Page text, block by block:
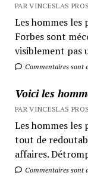
PAR VINCESLAS
Les hommes les
Forbes sont
visiblement pas
Commentaires sont
Voici les
PAR VINCESLAS
Les hommes les
tout de
affaires.
Commentaires sont